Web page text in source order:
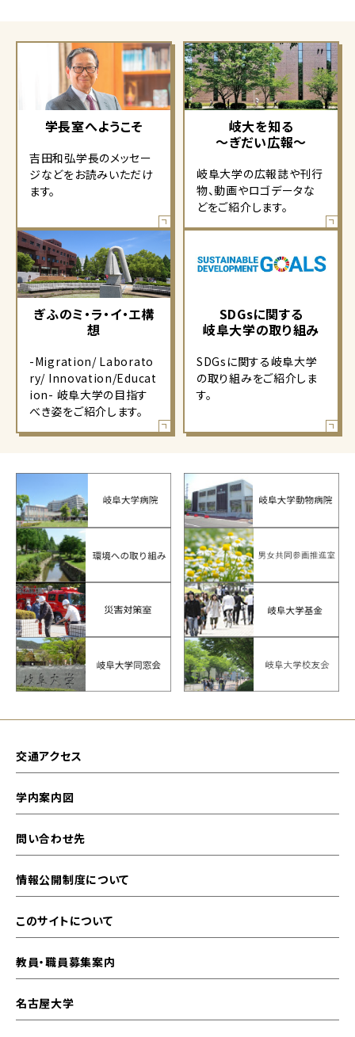
学長室へようこそ
吉田和弘学長のメッセー
ジなどをお読みいただけ
ます。
岐大を知る
～ぎだい広報～
岐阜大学の広報誌や刊行
物、動画やロゴデータな
どをご紹介します。
ぎふのミ・ラ・イ・エ構
想
-Migration/ Laborato
ry/ Innovation/Educat
ion- 岐阜大学の目指す
べき姿をご紹介します。
SDGsに関する
岐阜大学の取り組み
SDGsに関する岐阜大学
の取り組みをご紹介しま
す。
交通アクセス
学内案内図
問い合わせ先
情報公開制度について
このサイトについて
教員・職員募集案内
名古屋大学